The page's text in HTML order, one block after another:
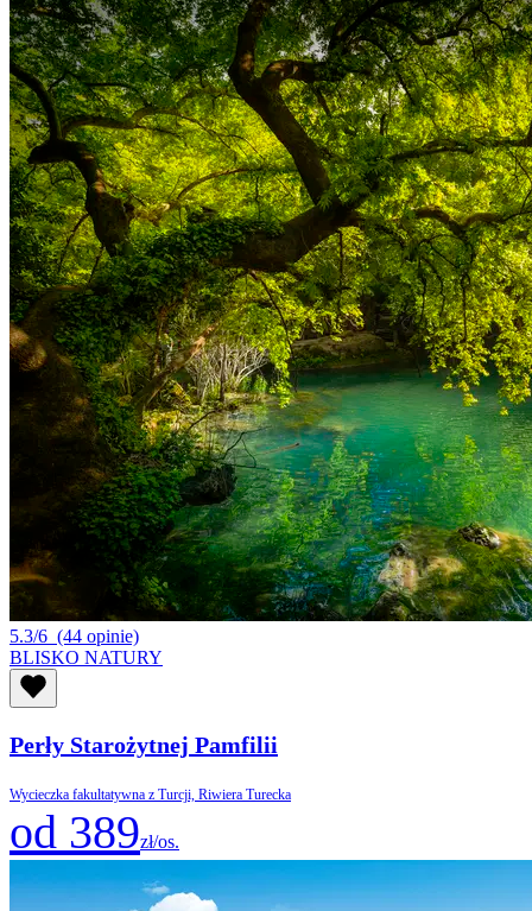
5.3/6 (44 opinie)
BLISKO NATURY
Perły Starożytnej Pamfilii
Wycieczka fakultatywna z Turcji, Riwiera Turecka
od 389zł/os.